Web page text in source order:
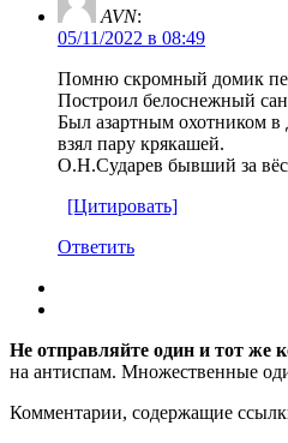
AVN:
05/11/2022 в 08:49
Помню скромный домик
Построил белоснежный
Был азартным охотником в
взял пару крякашей.
О.Н.Сударев бывший за
[Цитировать]
Ответить
Не отправляйте один и тот же
на антиспам. Множественные
Комментарии, содержащие